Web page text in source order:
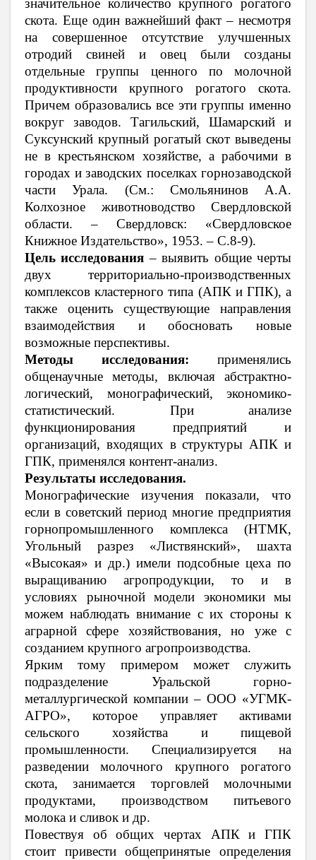
значительное количество крупного рогатого
скота. Еще один важнейший факт – несмотря
на совершенное отсутствие улучшенных
отродий свиней и овец были созданы
отдельные группы ценного по молочной
продуктивности крупного рогатого скота.
Причем образовались все эти группы именно
вокруг заводов. Тагильский, Шамарский и
Суксунский крупный рогатый скот выведены
не в крестьянском хозяйстве, а рабочими в
городах и заводских поселках горнозаводской
части Урала. (См.: Смольянинов А.А.
Колхозное животноводство Свердловской
области. – Свердловск: «Свердловское
Книжное Издательство», 1953. – С.8-9).
Цель исследования – выявить общие черты
двух территориально-производственных
комплексов кластерного типа (АПК и ГПК), а
также оценить существующие направления
взаимодействия и обосновать новые
возможные перспективы.
Методы исследования: применялись
общенаучные методы, включая абстрактно-
логический, монографический, экономико-
статистический. При анализе
функционирования предприятий и
организаций, входящих в структуры АПК и
ГПК, применялся контент-анализ.
Результаты исследования.
Монографические изучения показали, что
если в советский период многие предприятия
горнопромышленного комплекса (НТМК,
Угольный разрез «Листвянский», шахта
«Высокая» и др.) имели подсобные цеха по
выращиванию агропродукции, то и в
условиях рыночной модели экономики мы
можем наблюдать внимание с их стороны к
аграрной сфере хозяйствования, но уже с
созданием крупного агропроизводства.
Ярким тому примером может служить
подразделение Уральской горно-
металлургической компании – ООО «УГМК-
АГРО», которое управляет активами
сельского хозяйства и пищевой
промышленности. Специализируется на
разведении молочного крупного рогатого
скота, занимается торговлей молочными
продуктами, производством питьевого
молока и сливок и др.
Повествуя об общих чертах АПК и ГПК
стоит привести общепринятые определения